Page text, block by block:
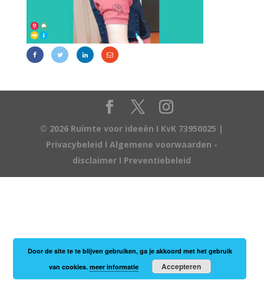
© 2026 Ruimte voor ideeën I KvK 73950025 |
Privacybeleid IAlgemene voorwaarden -
disclaimer I Preventiebeleid
Door de site te te blijven gebruiken, ga je akkoord met het gebruik
van cookies. meer informatie Accepteren